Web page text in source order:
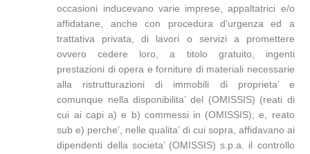
occasioni inducevano varie imprese, appaltatrici e/o
affidatane, anche con procedura d’urgenza ed a
trattativa privata, di lavori o servizi a promettere
ovvero cedere loro, a titolo gratuito, ingenti
prestazioni di opera e forniture di materiali necessarie
alla ristrutturazioni di immobili di proprieta’ e
comunque nella disponibilita’ del (OMISSIS) (reati di
cui ai capi a) e b) commessi in (OMISSIS); e, reato
sub e) perche’, nelle qualita’ di cui sopra, affidavano ai
dipendenti della societa’ (OMISSIS) s.p.a. il controllo